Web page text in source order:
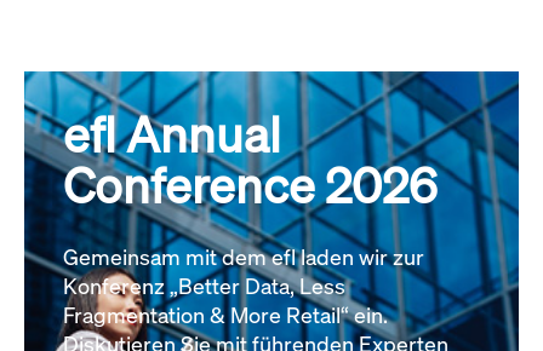
efl Annual
Conference 2026
Gemeinsam mit dem efl laden wir zur
Konferenz „Better Data, Less
Fragmentation & More Retail“ ein.
Diskutieren Sie mit führenden Experten